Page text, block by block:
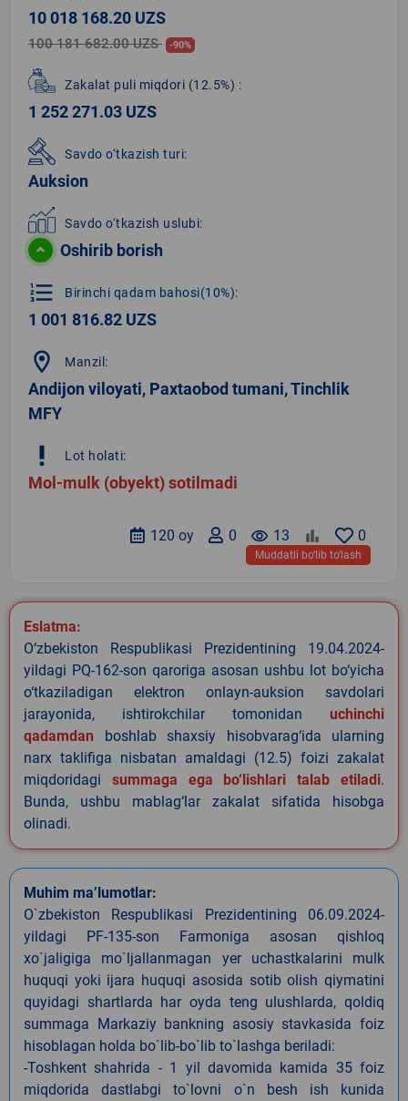
10 018 168.20 UZS
100 181 682.00 UZS -90%
Zakalat puli miqdori (12.5%) :
1 252 271.03 UZS
Savdo o‘tkazish turi:
Auksion
Savdo o‘tkazish uslubi:
Oshirib borish
format_list_numbered Birinchi qadam bahosi(10%):
1 001 816.82 UZS
location_on Manzil:
Andijon viloyati, Paxtaobod tumani, Tinchlik
MFY
priority_high Lot holati:
Mol-mulk (obyekt) sotilmadi
0
remove_red_eye 13
0
120 oy
Muddatli bo‘lib to‘lash
Eslatma:
O‘zbekiston Respublikasi Prezidentining 19.04.2024-
yildagi PQ-162-son qaroriga asosan ushbu lot bo‘yicha
o‘tkaziladigan elektron onlayn-auksion savdolari
jarayonida, ishtirokchilar tomonidan uchinchi
qadamdan boshlab shaxsiy hisobvarag‘ida ularning
narx taklifiga nisbatan amaldagi (12.5) foizi zakalat
miqdoridagi summaga ega bo‘lishlari talab etiladi.
Bunda, ushbu mablag‘lar zakalat sifatida hisobga
olinadi.
Muhim ma’lumotlar:
O`zbekiston Respublikasi Prezidentining 06.09.2024-
yildagi PF-135-son Farmoniga asosan qishloq
xo`jaligiga mo`ljallanmagan yer uchastkalarini mulk
huquqi yoki ijara huquqi asosida sotib olish qiymatini
quyidagi shartlarda har oyda teng ulushlarda, qoldiq
summaga Markaziy bankning asosiy stavkasida foiz
hisoblagan holda bo`lib-bo`lib to`lashga beriladi:
-Toshkent shahrida - 1 yil davomida kamida 35 foiz
miqdorida dastlabgi to`lovni o`n besh ish kunida